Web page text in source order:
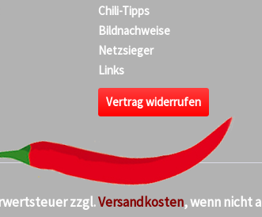
Chili-Tipps
Bildnachweise
Netzsieger
Links
Vertrag widerrufen
zzgl.Versandkosten, wenn nicht